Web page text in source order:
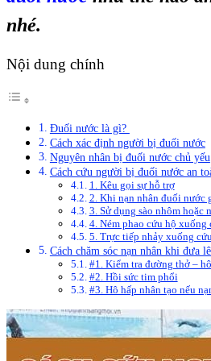
nhé.
Nội dung chính
Đuối nước là gì?
Cách xác định người bị đuối nước
Nguyên nhân bị đuối nước chủ yếu
Cách cứu người bị đuối nước an
1. Kêu gọi sự hỗ trợ
2. Khi nạn nhân đuối nước
3. Sử dụng sào nhôm hoặc
4. Ném phao cứu hộ xuống
5. Trực tiếp nhảy xuống
Cách chăm sóc nạn nhân khi đưa
#1. Kiểm tra đường thở –
#2. Hồi sức tim phổi
#3. Hô hấp nhân tạo nếu